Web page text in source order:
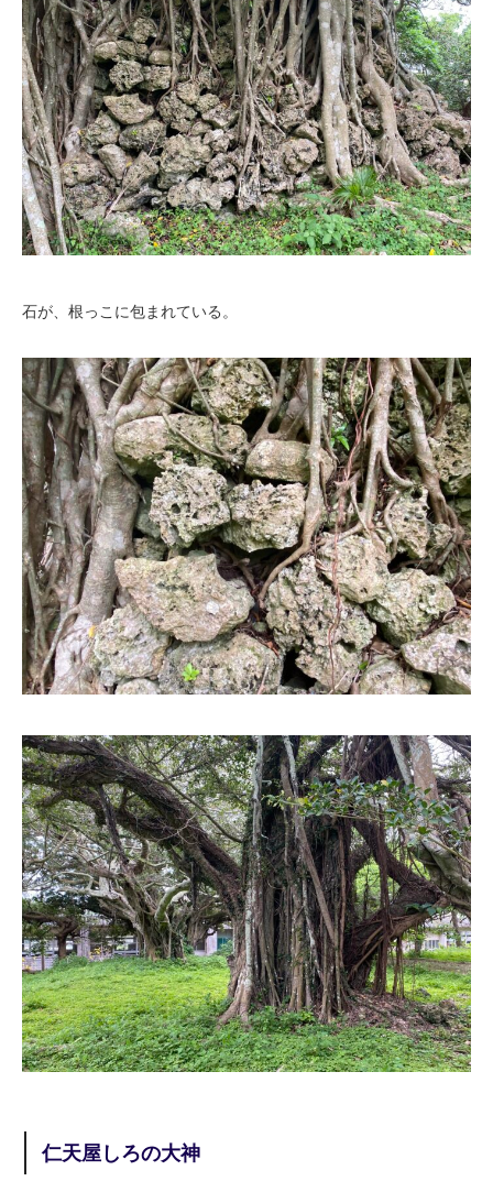
石が、根っこに包まれている。
仁天屋しろの大神